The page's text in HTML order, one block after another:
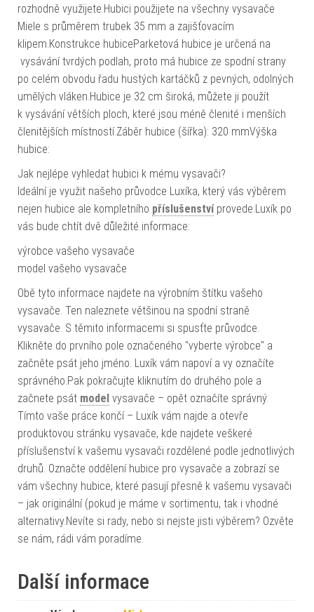
rozhodně využijete.Hubici použijete na všechny vysavače
Miele s průměrem trubek 35 mm a zajišťovacím
klipem.Konstrukce hubiceParketová hubice je určená na
vysávání tvrdých podlah, proto má hubice ze spodní strany
po celém obvodu řadu hustých kartáčků z pevných, odolných
umělých vláken.Hubice je 32 cm široká, můžete ji použít
k vysávání větších ploch, které jsou méně členité i menších
členitějších místností.Záběr hubice (šířka): 320 mmVýška
hubice:
Jak nejlépe vyhledat hubici k mému vysavači?
Ideální je využit našeho průvodce Luxíka, který vás výběrem
nejen hubice ale kompletního příslušenstvíprovede.Luxík po
vás bude chtít dvě důležité informace:
výrobce vašeho vysavače
model vašeho vysavače
Obě tyto informace najdete na výrobním štítku vašeho
vysavače. Ten naleznete většinou na spodní straně
vysavače. S těmito informacemi si spusťte průvodce.
Klikněte do prvního pole označeného "vyberte výrobce" a
začněte psát jeho jméno. Luxík vám napoví a vy označíte
správného.Pak pokračujte kliknutím do druhého pole a
začnete psát model vysavače – opět označíte správný.
Tímto vaše práce končí – Luxík vám najde a otevře
produktovou stránku vysavače, kde najdete veškeré
příslušenství k vašemu vysavači rozdělené podle jednotlivých
druhů. Označte oddělení hubice pro vysavače a zobrazí se
vám všechny hubice, které pasují přesně k vašemu vysavači
– jak originální (pokud je máme v sortimentu, tak i vhodné
alternativy.Nevíte si rady, nebo si nejste jisti výběrem? Ozvěte
se nám, rádi vám poradíme.
Další informace